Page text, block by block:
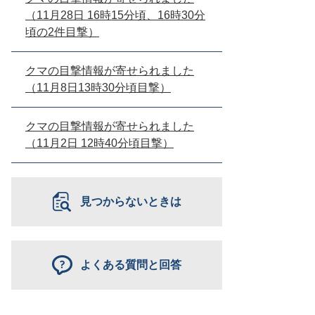
（11月28日 16時15分頃、16時30分
頃の2件目撃）
クマの目撃情報が寄せられました
（11月8日13時30分頃目撃）
クマの目撃情報が寄せられました
（11月2日 12時40分頃目撃）
見つからないときは
よくある質問と回答